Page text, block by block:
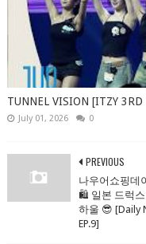
TUNNEL VISION [ITZY
July 01, 2026 0
PREVIOUS
나우어쇼핑데
🛍️ 일본 드럭스
하울 😎 [Daily
EP.9]